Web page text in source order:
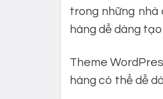
trong những
hàng dễ dàng
Theme
hàng có thể dễ